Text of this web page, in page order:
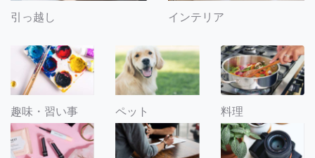
引っ越し インテリア
趣味・習い事 ペット 料理